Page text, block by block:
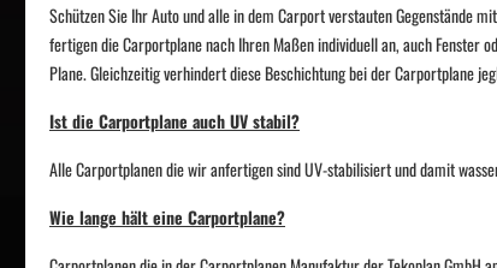
Schützen Sie Ihr Auto und alle in dem Carport verstauten Gegenstände
fertigen die Carportplane nach Ihren Maßen individuell an, auch Fenster
Plane. Gleichzeitig verhindert diese Beschichtung bei der Carportplane
Ist die Carportplane auch UV stabil?
Alle Carportplanen die wir anfertigen sind UV-stabilisiert und damit
Wie lange hält eine Carportplane?